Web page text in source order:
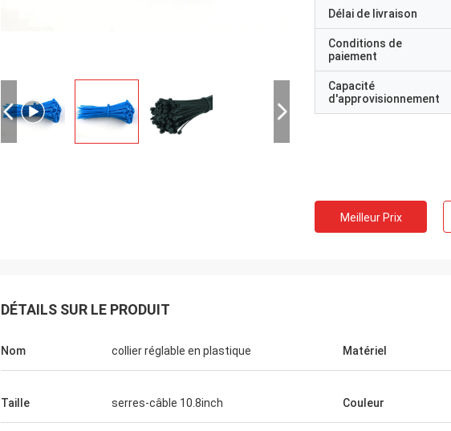
Délai de livraison
Conditions de
paiement
Capacité
d'approvisionnement
Meilleur Prix
DÉTAILS SUR LE PRODUIT
Nom collier réglable en plastique Matériel
Taille serres-câble 10.8inch Couleur